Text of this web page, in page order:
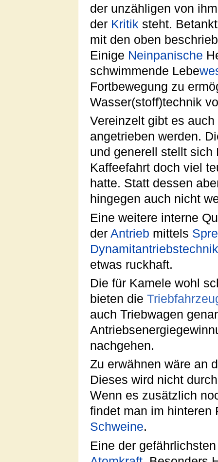
der unzähligen von
der Kritik steht.
mit den oben
Einige Neinpanische
schwimmende Lebe
Fortbewegung zu
Wasser(stoff)technik
Vereinzelt gibt es
angetrieben werden.
und generell stellt sich
Kaffeefahrt doch viel
hatte. Statt dessen
hingegen auch nicht
Eine weitere interne
der Antrieb mittels
Dynamitantriebstechnik
etwas ruckhaft.
Die für Kamele wohl
bieten die
auch Triebwagen
nachgehen.
Zu erwähnen wäre an
Dieses wird nicht
Wenn es zusätzlich
findet man im hinteren
Schweine.
Eine der